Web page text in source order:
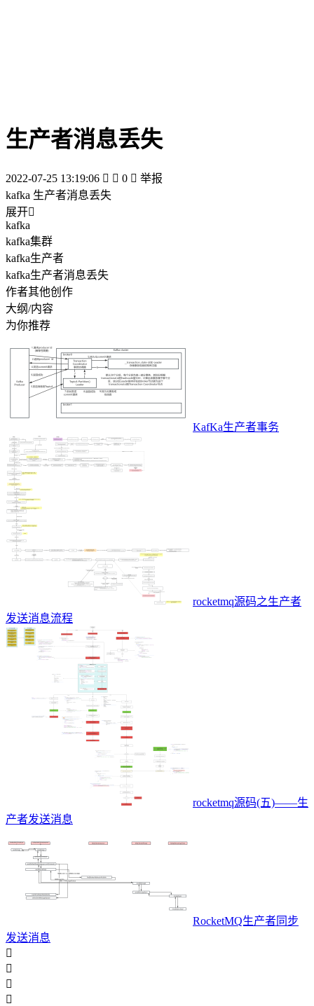
生产者消息丢失
2022-07-25 13:19:06   0  举报
kafka 生产者消息丢失
展开
kafka
kafka集群
kafka生产者
kafka生产者消息丢失
作者其他创作
大纲/内容
为你推荐
KafKa生产者事务
rocketmq源码之生产者
发送消息流程
rocketmq源码(五)——生
产者发送消息
RocketMQ生产者同步
发送消息



